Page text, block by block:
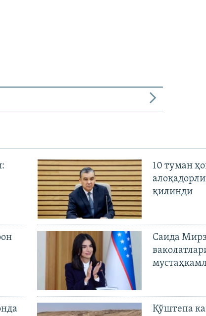
10 туман
қилинди
Саида
Қўштепа